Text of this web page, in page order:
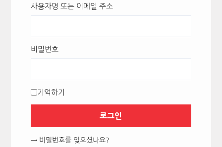
사용자명 또는 이메일 주소
비밀번호
기억하기
로그인
→ 비밀번호를 잊으셨나요?